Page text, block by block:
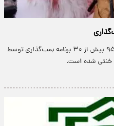
پارسینه: وزیر اطلاعات گفت: در سال ۹۵ بیش از ۳۰ برنامه بمب‌گذاری توسط
خنثی شده است.